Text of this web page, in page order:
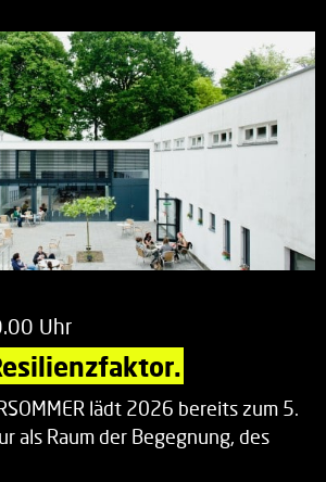
Uhr
lädt 2026 bereits zum 5.
als Raum der Begegnung, des